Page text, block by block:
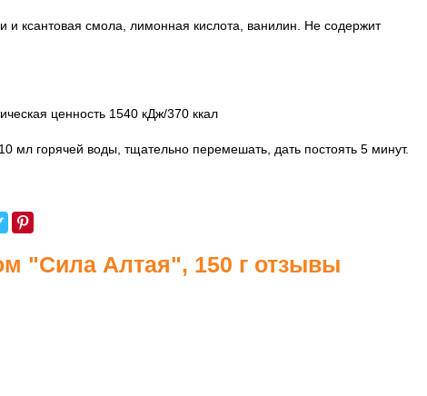
ксантовая смола, лимонная кислота, ванилин. Не содержит
ценность 1540 кДж/370 ккал
мл горячей воды, тщательно перемешать, дать постоять 5 минут.
"Сила Алтая", 150 г отзывы